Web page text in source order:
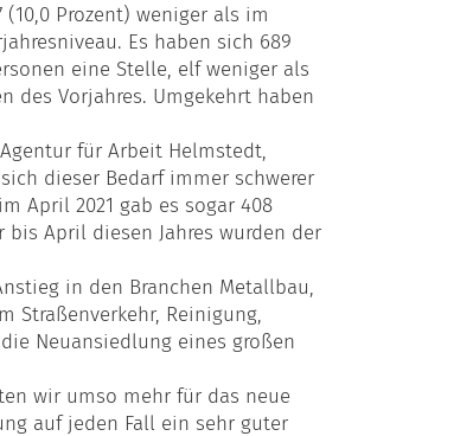
Prozent) weniger als im
Es haben sich 689
eine Stelle, elf weniger als
des Vorjahres. Umgekehrt haben
für Arbeit Helmstedt,
dieser Bedarf immer schwerer
April 2021 gab es sogar 408
April diesen Jahres wurden der
in den Branchen Metallbau,
Straßenverkehr, Reinigung,
Neuansiedlung eines großen
wir umso mehr für das neue
auf jeden Fall ein sehr guter